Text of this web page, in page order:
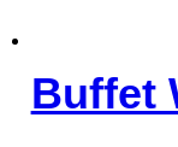
Buffet